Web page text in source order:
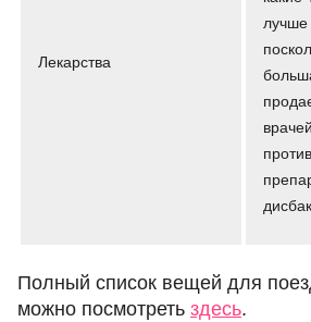
Лекарства
лучше
Полный список вещей для
можно посмотреть здесь.